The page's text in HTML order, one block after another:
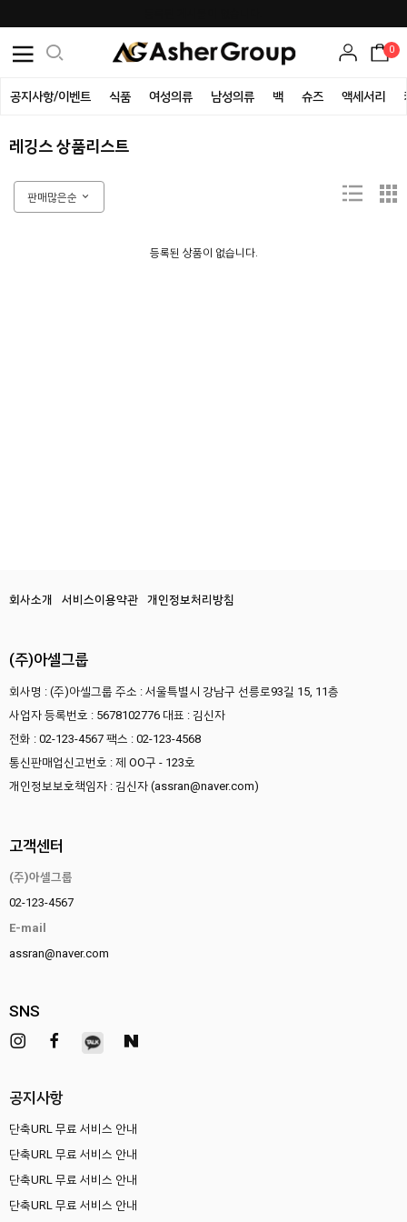
0
공지사항/이벤트 식품 여성의류 남성의류 백 슈즈 액세서리
레깅스 상품리스트
판매많은순
등록된 상품이 없습니다.
회사소개 서비스이용약관 개인정보처리방침
(주)아셀그룹
회사명 : (주)아셀그룹 주소 : 서울특별시 강남구 선릉로93길 15, 11층
사업자 등록번호 : 5678102776 대표 : 김신자
전화 : 02-123-4567 팩스 : 02-123-4568
통신판매업신고번호 : 제 OO구 - 123호
개인정보보호책임자 : 김신자 (assran@naver.com)
고객센터
(주)아셀그룹
02-123-4567
E-mail
assran@naver.com
SNS
공지사항
단축URL 무료 서비스 안내
단축URL 무료 서비스 안내
단축URL 무료 서비스 안내
단축URL 무료 서비스 안내